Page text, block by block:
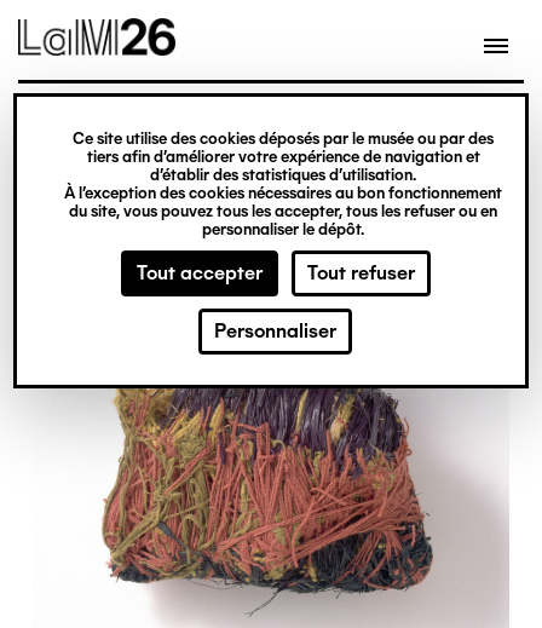
Gestion des cookies
Ce site utilise des cookies déposés par le musée ou par des
tiers afin d’améliorer votre expérience de navigation et
d’établir des statistiques d’utilisation.
À l’exception des cookies nécessaires au bon fonctionnement
du site, vous pouvez tous les accepter, tous les refuser ou en
personnaliser le dépôt.
Tout accepter Tout refuser
Personnaliser
contenu